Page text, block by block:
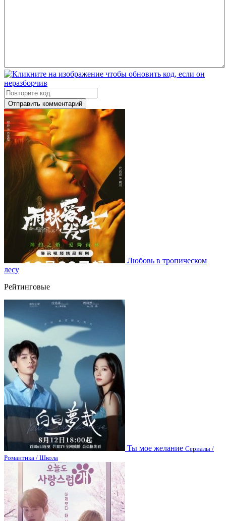
Отправить комментарий
Любовь в тропическом
лесу
Рейтинговые
Ты мое желание Сериалы /
Романтика / Школа